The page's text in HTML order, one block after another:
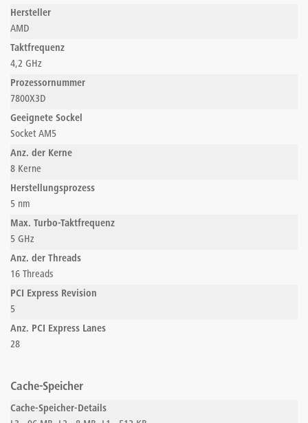
Hersteller
AMD
Taktfrequenz
4,2 GHz
Prozessornummer
7800X3D
Geeignete Sockel
Socket AM5
Anz. der Kerne
8 Kerne
Herstellungsprozess
5 nm
Max. Turbo-Taktfrequenz
5 GHz
Anz. der Threads
16 Threads
PCI Express Revision
5
Anz. PCI Express Lanes
28
Cache-Speicher
Cache-Speicher-Details